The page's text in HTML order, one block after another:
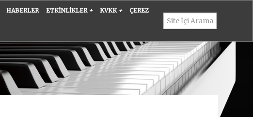
HABERLER ETKINLIKLER + KVKK + ÇEREZ